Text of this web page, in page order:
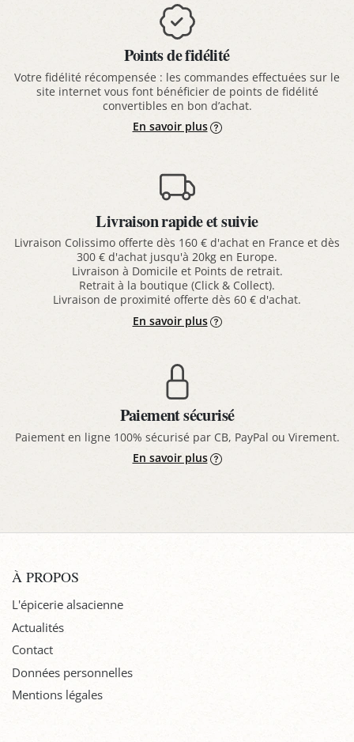
Points de fidélité
Votre fidélité récompensée : les commandes effectuées sur le
site internet vous font bénéficier de points de fidélité
convertibles en bon d’achat.
En savoir plus
Livraison rapide et suivie
Livraison Colissimo offerte dès 160 € d'achat en France et dès
300 € d'achat jusqu'à 20kg en Europe.
Livraison à Domicile et Points de retrait.
Retrait à la boutique (Click & Collect).
Livraison de proximité offerte dès 60 € d'achat.
En savoir plus
Paiement sécurisé
Paiement en ligne 100% sécurisé par CB, PayPal ou Virement.
En savoir plus
À PROPOS
L'épicerie alsacienne
Actualités
Contact
Données personnelles
Mentions légales